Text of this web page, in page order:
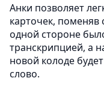
Анки позволяет
карточек, поменяв
одной стороне
транскрипцией, а
новой колоде
слово.